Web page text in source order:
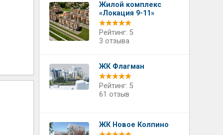
Жилой комплекс
«Локация 9-11»
Рейтинг: 5
3 отзыва
ЖК Флагман
Рейтинг: 5
61 отзыв
ЖК Новое Колпино